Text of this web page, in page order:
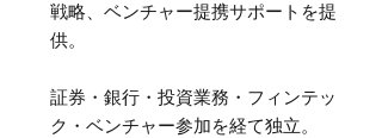
戦略、ベンチャー提携サポートを提
供。
証券・銀行・投資業務・フィンテッ
ク・ベンチャー参加を経て独立。